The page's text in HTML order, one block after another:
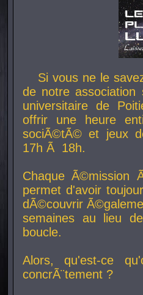
Si vous ne le
de notre
universitaire de
offrir une heure
sociÃ©tÃ© et jeux
17h Ã 18h.
Chaque Ã©mission
permet d'avoir
dÃ©couvrir
semaines au lieu
boucle.
Alors, qu'est-ce
concrÃ¨tement ?